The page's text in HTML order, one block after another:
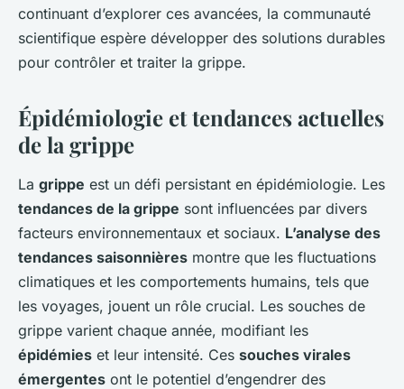
continuant d’explorer ces avancées, la communauté
scientifique espère développer des solutions durables
pour contrôler et traiter la grippe.
Épidémiologie et tendances actuelles
de la grippe
La grippe est un défi persistant en épidémiologie. Les
tendances de la grippe sont influencées par divers
facteurs environnementaux et sociaux. L’analyse des
tendances saisonnières montre que les fluctuations
climatiques et les comportements humains, tels que
les voyages, jouent un rôle crucial. Les souches de
grippe varient chaque année, modifiant les
épidémies et leur intensité. Ces souches virales
émergentes ont le potentiel d’engendrer des